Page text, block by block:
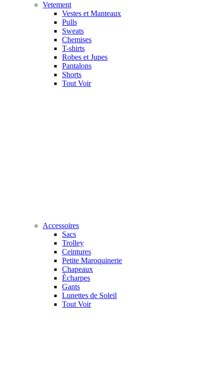
Vetement
Vestes et Manteaux
Pulls
Sweats
Chemises
T-shirts
Robes et Jupes
Pantalons
Shorts
Tout Voir
Accessoires
Sacs
Trolley
Ceintures
Petite Maroquinerie
Chapeaux
Ècharpes
Gants
Lunettes de Soleil
Tout Voir